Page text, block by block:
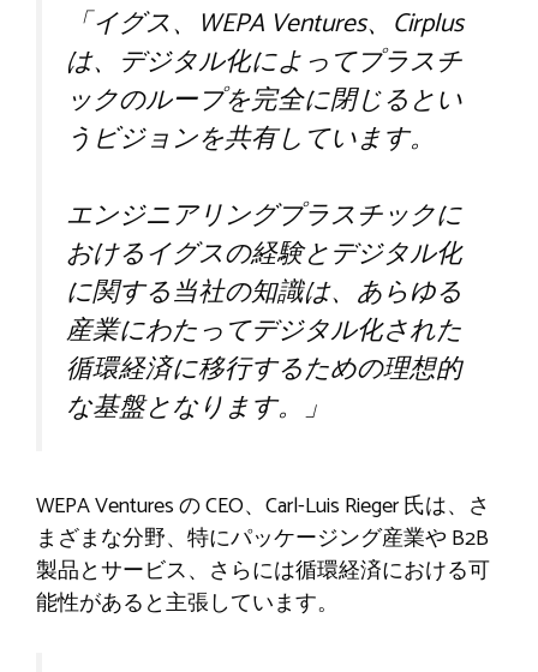
「イグス、WEPA Ventures、Cirplus
は、デジタル化によってプラスチ
ックのループを完全に閉じるとい
うビジョンを共有しています。
エンジニアリングプラスチックに
おけるイグスの経験とデジタル化
に関する当社の知識は、あらゆる
産業にわたってデジタル化された
循環経済に移行するための理想的
な基盤となります。」
WEPA Ventures の CEO、Carl-Luis Rieger 氏は、さ
まざまな分野、特にパッケージング産業や B2B
製品とサービス、さらには循環経済における可
能性があると主張しています。